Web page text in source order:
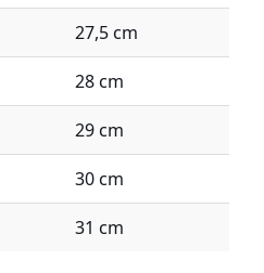
27,5 cm
28 cm
29 cm
30 cm
31 cm